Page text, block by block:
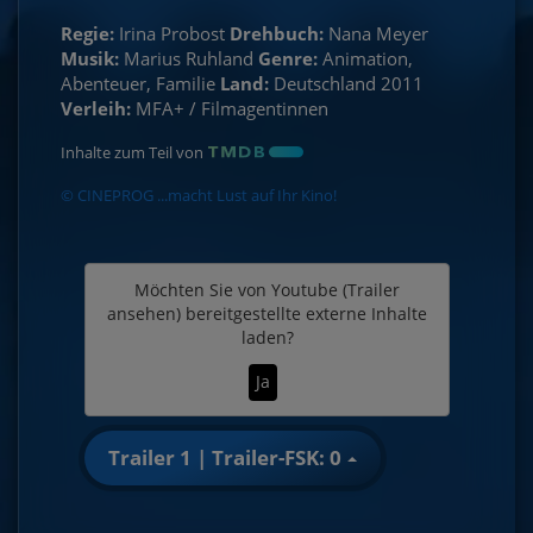
Regie: Irina Probost Drehbuch: Nana Meyer
Musik: Marius Ruhland Genre: Animation,
Abenteuer, Familie Land: Deutschland 2011
Verleih: MFA+ / Filmagentinnen
Inhalte zum Teil von
© CINEPROG ...macht Lust auf Ihr Kino!
Möchten Sie von Youtube (Trailer
ansehen) bereitgestellte externe Inhalte
laden?
Ja
Trailer 1 | Trailer-FSK: 0